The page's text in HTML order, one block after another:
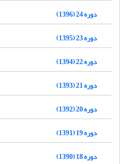
دوره 24 (1396)
دوره 23 (1395)
دوره 22 (1394)
دوره 21 (1393)
دوره 20 (1392)
دوره 19 (1391)
دوره 18 (1390)